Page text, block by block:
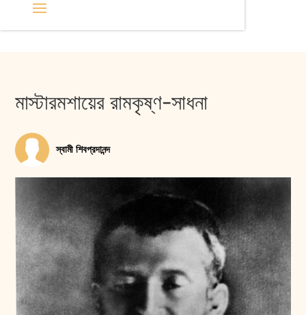
মাস্টারমশায়ের রামকৃষ্ণ-সাধনা
স্বামী শিবপ্রদানন্দ